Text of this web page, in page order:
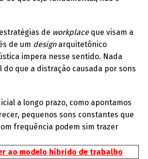
de workplace que visam a
de um design arquitetônico
impera nesse sentido. Nada
que a distração causada por sons
a longo prazo, como apontamos
pequenos sons constantes que
frequência podem sim trazer
ao modelo híbrido de trabalho